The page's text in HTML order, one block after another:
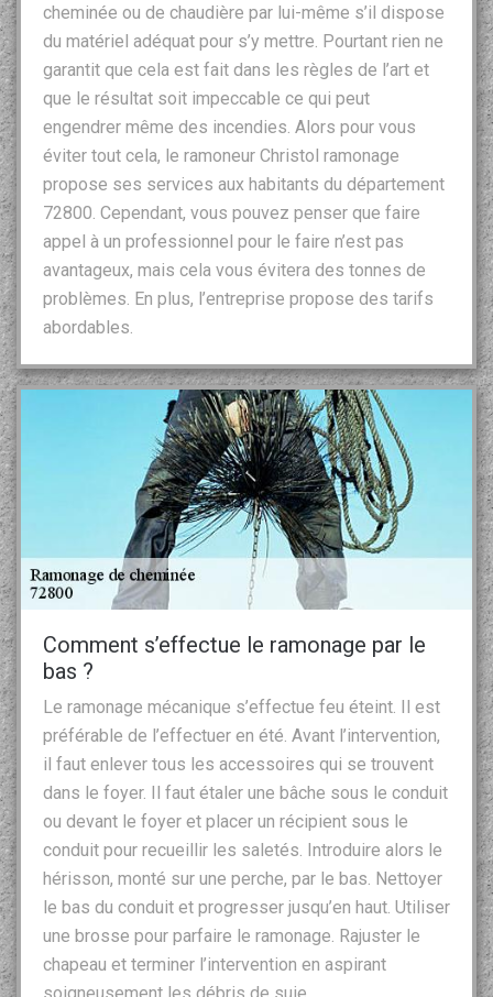
cheminée ou de chaudière par lui-même s’il dispose
du matériel adéquat pour s’y mettre. Pourtant rien ne
garantit que cela est fait dans les règles de l’art et
que le résultat soit impeccable ce qui peut
engendrer même des incendies. Alors pour vous
éviter tout cela, le ramoneur Christol ramonage
propose ses services aux habitants du département
72800. Cependant, vous pouvez penser que faire
appel à un professionnel pour le faire n’est pas
avantageux, mais cela vous évitera des tonnes de
problèmes. En plus, l’entreprise propose des tarifs
abordables.
Comment s’effectue le ramonage par le
bas ?
Le ramonage mécanique s’effectue feu éteint. Il est
préférable de l’effectuer en été. Avant l’intervention,
il faut enlever tous les accessoires qui se trouvent
dans le foyer. Il faut étaler une bâche sous le conduit
ou devant le foyer et placer un récipient sous le
conduit pour recueillir les saletés. Introduire alors le
hérisson, monté sur une perche, par le bas. Nettoyer
le bas du conduit et progresser jusqu’en haut. Utiliser
une brosse pour parfaire le ramonage. Rajuster le
chapeau et terminer l’intervention en aspirant
soigneusement les débris de suie.